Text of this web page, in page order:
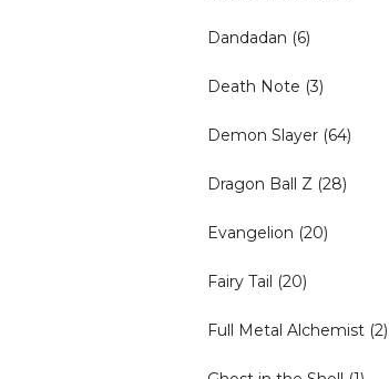
Dandadan (6)
Death Note (3)
Demon Slayer (64)
Dragon Ball Z (28)
Evangelion (20)
Fairy Tail (20)
Full Metal Alchemist (2)